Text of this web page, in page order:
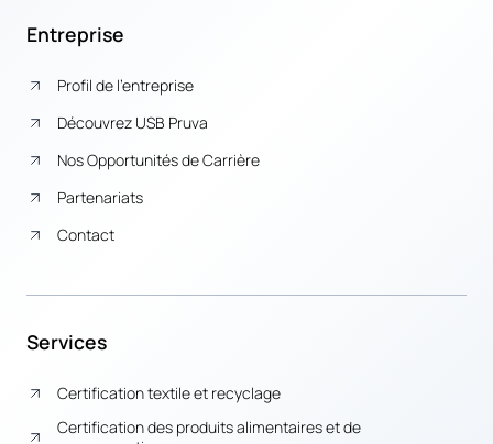
Entreprise
Profil de l’entreprise
Découvrez USB Pruva
Nos Opportunités de Carrière
Partenariats
Contact
Services
Certification textile et recyclage
Certification des produits alimentaires et de